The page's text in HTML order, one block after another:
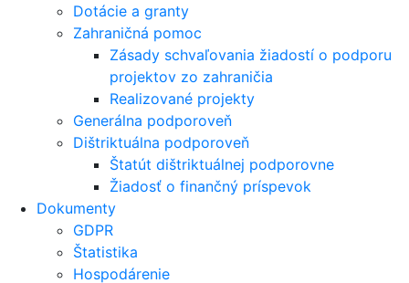
Dotácie a granty
Zahraničná pomoc
Zásady schvaľovania žiadostí o podporu
projektov zo zahraničia
Realizované projekty
Generálna podporoveň
Dištriktuálna podporoveň
Štatút dištriktuálnej podporovne
Žiadosť o finančný príspevok
Dokumenty
GDPR
Štatistika
Hospodárenie